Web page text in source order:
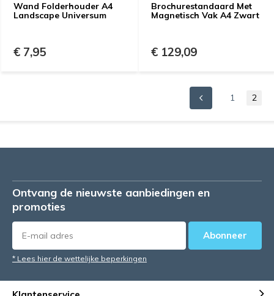
Wand Folderhouder A4
Landscape Universum
€ 7,95
Brochurestandaard Met
Magnetisch Vak A4 Zwart
€ 129,09
1 2
Ontvang de nieuwste aanbiedingen en
promoties
Abonneer
* Lees hier de wettelijke beperkingen